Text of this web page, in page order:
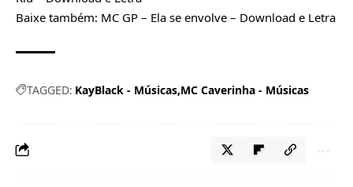
Baixe também: MC GP – Ela se envolve – Download e Letra
TAGGED: KayBlack - Músicas MC Caverinha - Músicas